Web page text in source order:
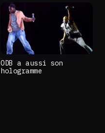
ODB a aussi son
hologramme